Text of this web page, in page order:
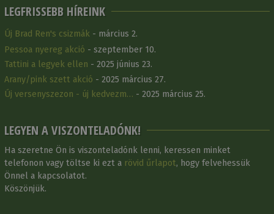
LEGFRISSEBB HÍREINK
Új Brad Ren's csizmák - március 2.
Pessoa nyereg akció - szeptember 10.
Tattini a legyek ellen - 2025 június 23.
Arany/pink szett akció - 2025 március 27.
Új versenyszezon - új kedvezm… - 2025 március 25.
LEGYEN A VISZONTELADÓNK!
Ha szeretne Ön is viszonteladónk lenni, keressen minket
telefonon vagy töltse ki ezt a rövid űrlapot, hogy felvehessük
Önnel a kapcsolatot.
Köszönjük.